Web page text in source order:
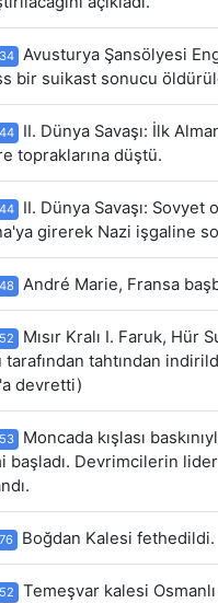
Avusturya Şansölyesi
bir suikast sonucu
II. Dünya Savaşı: İlk
topraklarına düştü.
II. Dünya Savaşı: Sovyet
girerek Nazi işgaline
André Marie, Fransa
Mısır Kralı I. Faruk, Hür
tarafından tahtından
devretti)
Moncada kışlası
başladı. Devrimcilerin
Boğdan Kalesi fethedildi.
Temeşvar kalesi